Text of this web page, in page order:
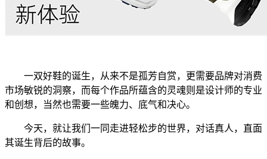
一双好鞋的诞生，从来不是孤芳自赏，更需要品牌对消费
市场敏锐的洞察，而每个作品所蕴含的灵魂则是设计师的专业
和创想，当然也需要一些魄力、底气和决心。
今天，就让我们一同走进轻松步的世界，对话真人，直面
其诞生背后的故事。